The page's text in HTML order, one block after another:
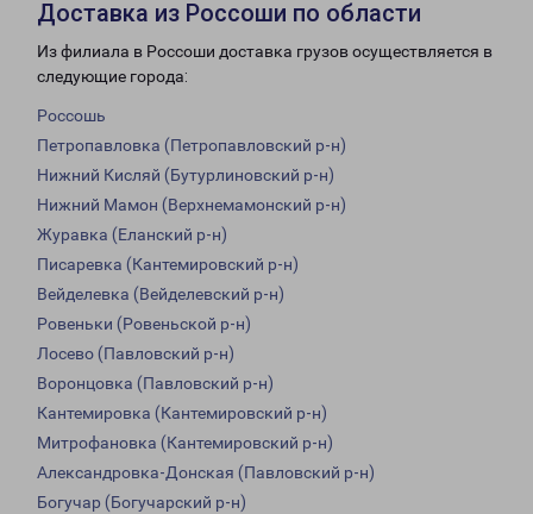
Доставка из Россоши по области
Из филиала в Россоши доставка грузов осуществляется в
следующие города:
Россошь
Петропавловка (Петропавловский р-н)
Нижний Кисляй (Бутурлиновский р-н)
Нижний Мамон (Верхнемамонский р-н)
Журавка (Еланский р-н)
Писаревка (Кантемировский р-н)
Вейделевка (Вейделевский р-н)
Ровеньки (Ровеньской р-н)
Лосево (Павловский р-н)
Воронцовка (Павловский р-н)
Кантемировка (Кантемировский р-н)
Митрофановка (Кантемировский р-н)
Александровка-Донская (Павловский р-н)
Богучар (Богучарский р-н)